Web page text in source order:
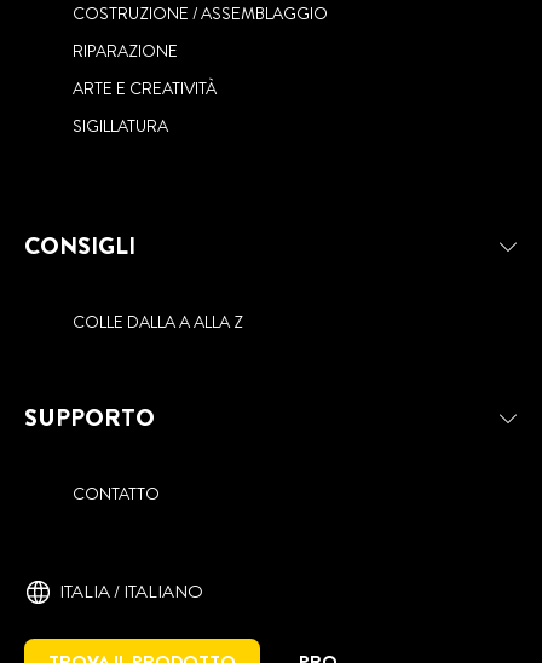
COSTRUZIONE / ASSEMBLAGGIO
RIPARAZIONE
ARTE E CREATIVITÀ
SIGILLATURA
CONSIGLI
COLLE DALLA A ALLA Z
SUPPORTO
CONTATTO
ITALIA / ITALIANO